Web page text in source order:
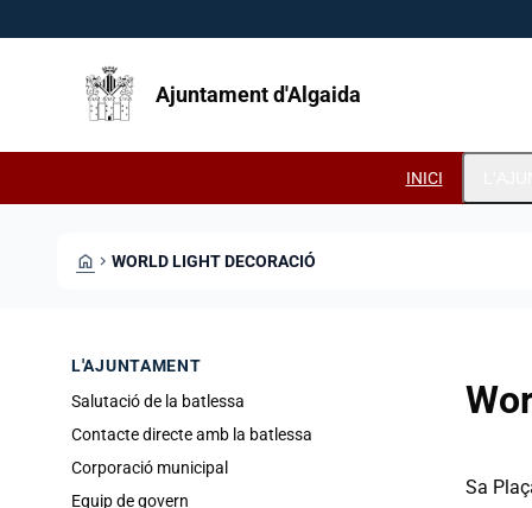
Ajuntament d'Algaida
INICI
HOME CHEVRON_RIGHT WORLD LIGHT DECORACIÓ
L'AJUNTAMENT
Salutació de la batlessa
Contacte directe amb la batlessa
Corporació municipal
Equip de govern
Sa